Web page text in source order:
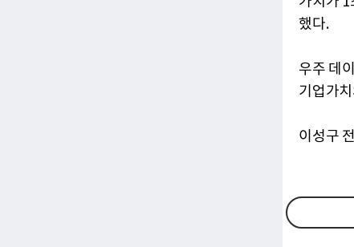
했다.
우주 데
기업가
이성구